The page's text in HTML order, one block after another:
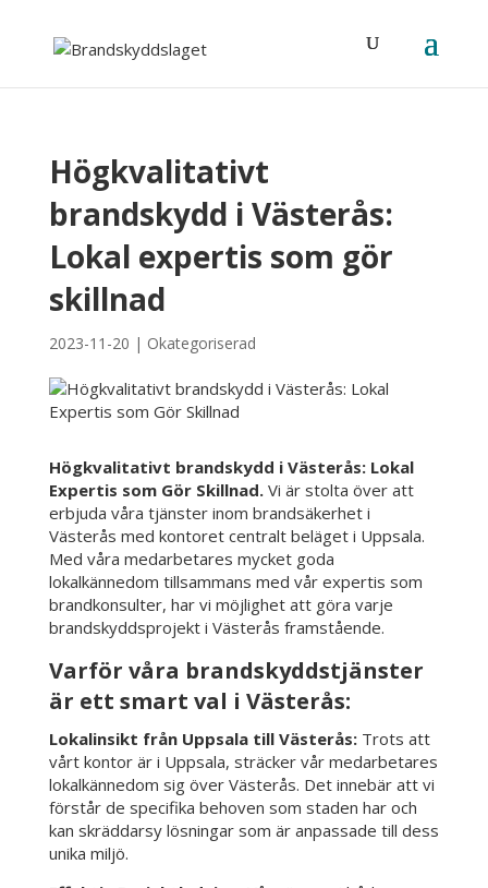
Högkvalitativt
brandskydd i Västerås:
Lokal expertis som gör
skillnad
2023-11-20 | Okategoriserad
Högkvalitativt brandskydd i Västerås: Lokal
Expertis som Gör Skillnad. Vi är stolta över att
erbjuda våra tjänster inom brandsäkerhet i
Västerås med kontoret centralt beläget i Uppsala.
Med våra medarbetares mycket goda
lokalkännedom tillsammans med vår expertis som
brandkonsulter, har vi möjlighet att göra varje
brandskyddsprojekt i Västerås framstående.
Varför våra brandskyddstjänster
är ett smart val i Västerås:
Lokalinsikt från Uppsala till Västerås:Trots att
vårt kontor är i Uppsala, sträcker vår medarbetares
lokalkännedom sig över Västerås. Det innebär att vi
förstår de specifika behoven som staden har och
kan skräddarsy lösningar som är anpassade till dess
unika miljö.